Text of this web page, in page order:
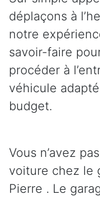
déplaçons à
notre
savoir-faire
procéder à
véhicule
budget.
Vous n’avez
voiture chez le
Pierre . Le